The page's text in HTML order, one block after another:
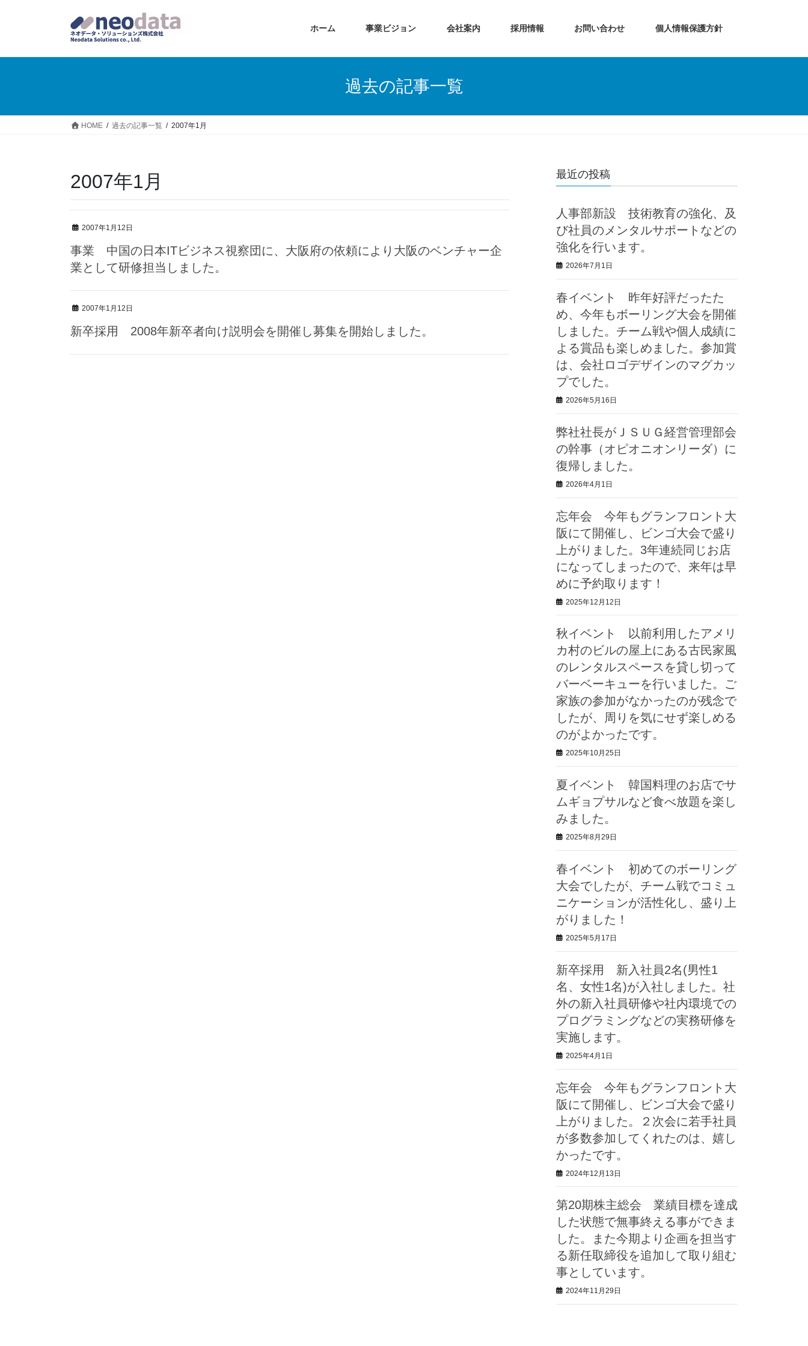
ホーム 事業ビジョン 会社案内 採用情報 お問い合わせ 個人情報保護方針
過去の記事一覧
HOME 過去の記事一覧 2007年1月
2007年1月
2007年1月12日
事業 中国の日本ITビジネス視察団に、大阪府の依頼により大阪のベンチャー企
業として研修担当しました。
2007年1月12日
新卒採用 2008年新卒者向け説明会を開催し募集を開始しました。
最近の投稿
人事部新設 技術教育の強化、及
び社員のメンタルサポートなどの
強化を行います。
2026年7月1日
春イベント 昨年好評だったた
め、今年もボーリング大会を開催
しました。チーム戦や個人成績に
よる賞品も楽しめました。参加賞
は、会社ロゴデザインのマグカッ
プでした。
2026年5月16日
弊社社長がＪＳＵＧ経営管理部会
の幹事（オピオニオンリーダ）に
復帰しました。
2026年4月1日
忘年会 今年もグランフロント大
阪にて開催し、ビンゴ大会で盛り
上がりました。3年連続同じお店
になってしまったので、来年は早
めに予約取ります！
2025年12月12日
秋イベント 以前利用したアメリ
カ村のビルの屋上にある古民家風
のレンタルスペースを貸し切って
バーベーキューを行いました。ご
家族の参加がなかったのが残念で
したが、周りを気にせず楽しめる
のがよかったです。
2025年10月25日
夏イベント 韓国料理のお店でサ
ムギョプサルなど食べ放題を楽し
みました。
2025年8月29日
春イベント 初めてのボーリング
大会でしたが、チーム戦でコミュ
ニケーションが活性化し、盛り上
がりました！
2025年5月17日
新卒採用 新入社員2名(男性1
名、女性1名)が入社しました。社
外の新入社員研修や社内環境での
プログラミングなどの実務研修を
実施します。
2025年4月1日
忘年会 今年もグランフロント大
阪にて開催し、ビンゴ大会で盛り
上がりました。２次会に若手社員
が多数参加してくれたのは、嬉し
かったです。
2024年12月13日
第20期株主総会 業績目標を達成
した状態で無事終える事ができま
した。また今期より企画を担当す
る新任取締役を追加して取り組む
事としています。
2024年11月29日